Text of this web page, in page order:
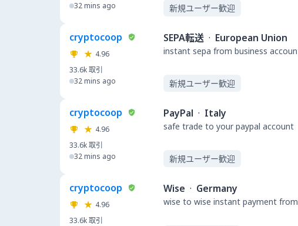
32 mins ago 新規ユーザー歓迎
cryptocoop
4.96
33.6k取引
32 mins ago
SEPA転送 · European Union
instant sepa from business
新規ユーザー歓迎
cryptocoop
4.96
33.6k取引
32 mins ago
PayPal · Italy
safe trade to your paypal account
新規ユーザー歓迎
cryptocoop
4.96
33.6k取引
Wise · Germany
wise to wise instant payment